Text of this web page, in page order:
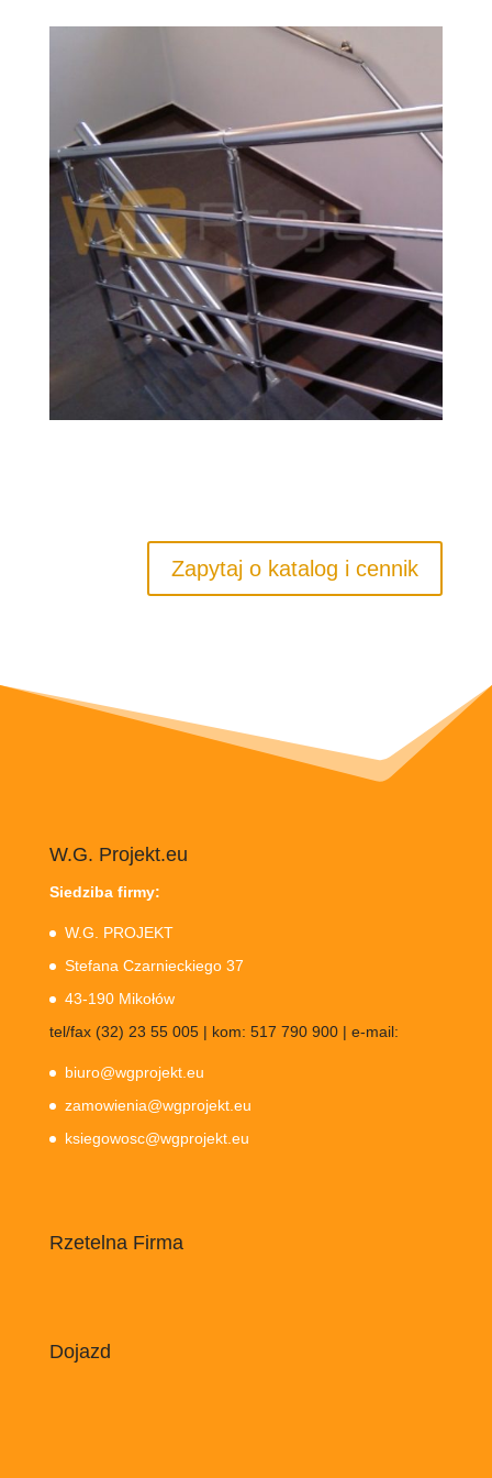
Zapytaj o katalog i cennik
W.G. Projekt.eu
Siedziba firmy:
W.G. PROJEKT
Stefana Czarnieckiego 37
43-190 Mikołów
tel/fax (32) 23 55 005 | kom: 517 790 900 | e-mail:
biuro@wgprojekt.eu
zamowienia@wgprojekt.eu
ksiegowosc@wgprojekt.eu
Rzetelna Firma
Dojazd